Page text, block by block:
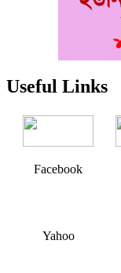
Useful Links
Facebook
Yahoo